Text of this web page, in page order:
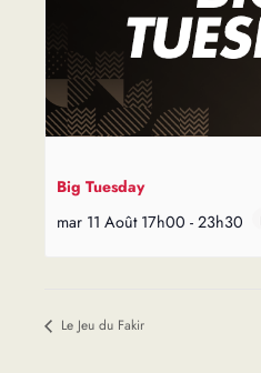
Big Tuesday
mar 11 Août 17h00 - 23h30
Le Jeu du Fakir